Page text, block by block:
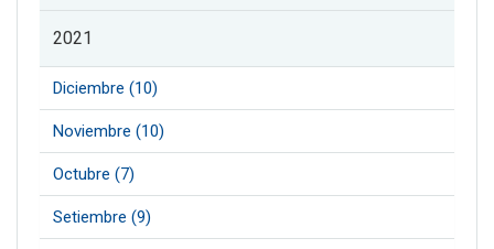
2021
Diciembre (10)
Noviembre (10)
Octubre (7)
Setiembre (9)